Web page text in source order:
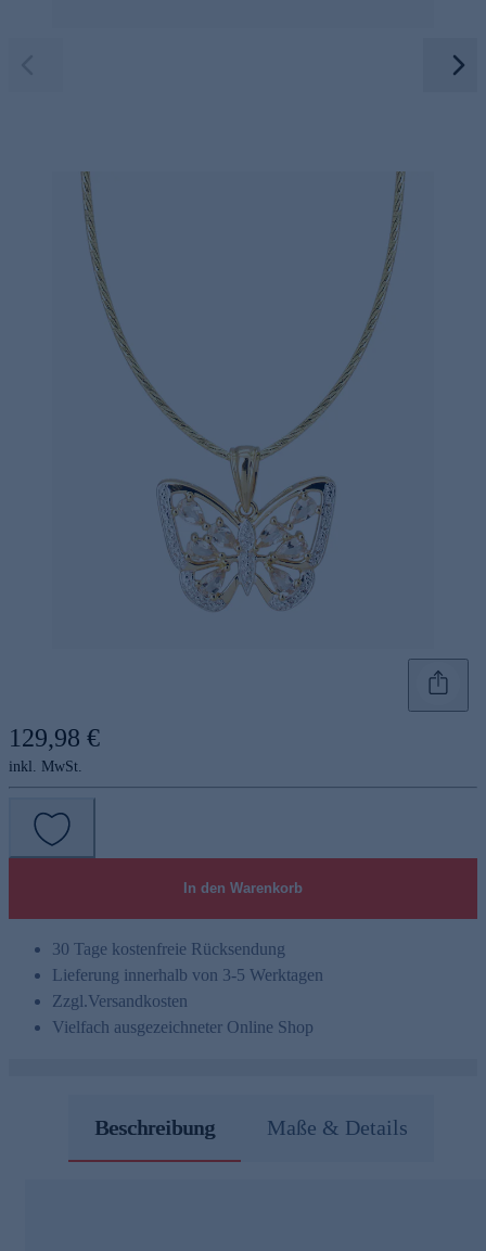
129,98 €
inkl. MwSt.
In den Warenkorb
30 Tage kostenfreie Rücksendung
Lieferung innerhalb von 3-5 Werktagen
Zzgl.Versandkosten
Vielfach ausgezeichneter Online Shop
Beschreibung Maße & Details